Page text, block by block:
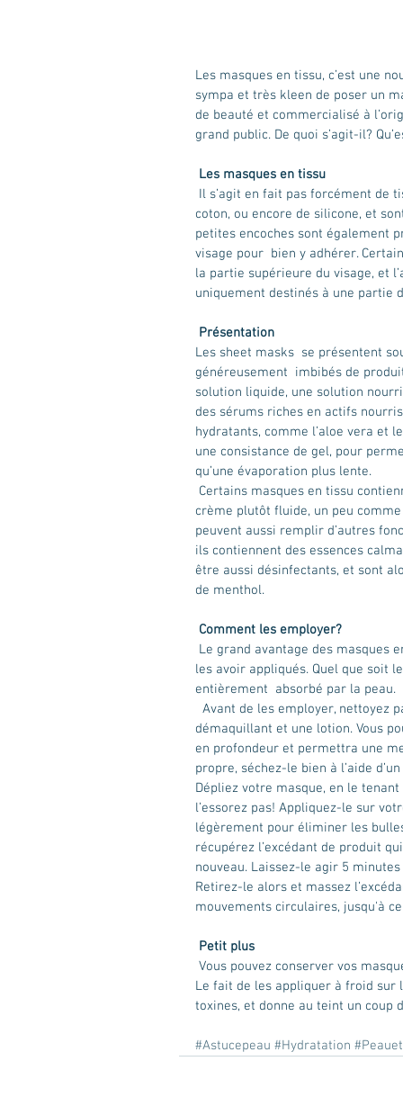
Les masques en tissu, c’est une
sympa et très kleen de poser un
de beauté et commercialisé à
grand public. De quoi s’agit-il?
Les masques en tissu
coton, ou encore de silicone, et
petites encoches sont également
visage pour  bien y adhérer.
la partie supérieure du visage, et
uniquement destinés à une partie
Présentation
Les sheet masks  se présentent
généreusement  imbibés de
solution liquide, une solution
des sérums riches en actifs
hydratants, comme l’aloe vera et
une consistance de gel, pour
qu’une évaporation plus lente.
crème plutôt fluide, un peu
peuvent aussi remplir d’autres
ils contiennent des essences
être aussi désinfectants, et sont
de menthol.
Comment les employer?
les avoir appliqués. Quel que soit
entièrement  absorbé par la peau.
démaquillant et une lotion. Vous
en profondeur et permettra une
propre, séchez-le bien à l’aide
Dépliez votre masque, en le
l’essorez pas! Appliquez-le sur
légèrement pour éliminer les
récupérez l’excédant de produit
nouveau. Laissez-le agir 5
Retirez-le alors et massez
mouvements circulaires, jusqu'à
Petit plus
Le fait de les appliquer à froid sur
toxines, et donne au teint un coup
#Astucepeau #Hydratation